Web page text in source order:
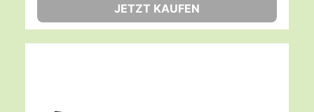
JETZT KAUFEN